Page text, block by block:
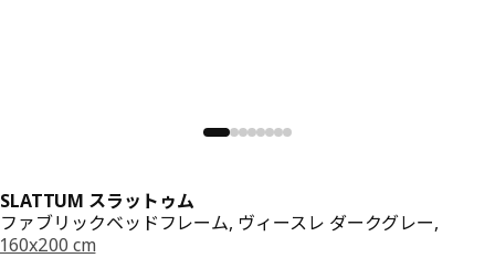
SLATTUM スラットゥム
ファブリックベッドフレーム, ヴィースレ ダークグレー,
160x200 cm